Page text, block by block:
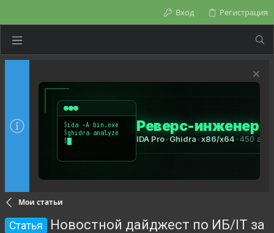
Вход Регистрация
Мои статьи
Статья
Новостной дайджест по ИБ/IT за